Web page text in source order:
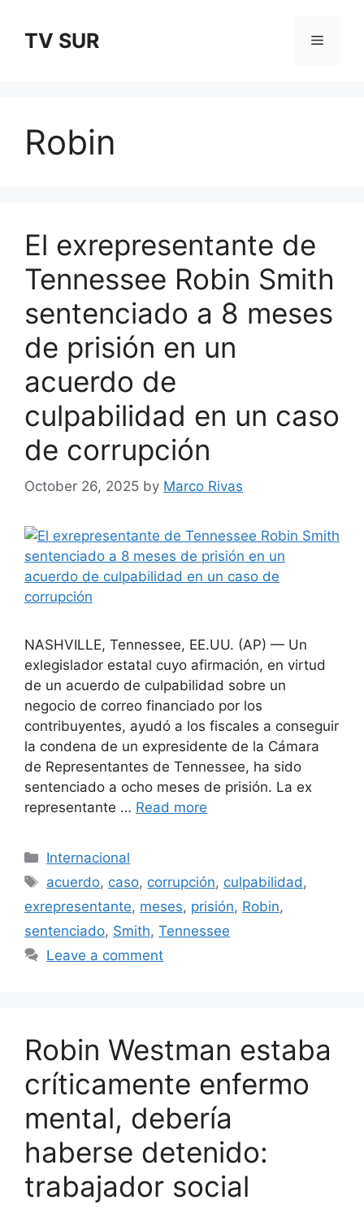
contentTV SUR Menu
Robin
El exrepresentante de
Tennessee Robin Smith
sentenciado a 8 meses
de prisión en un
acuerdo de
culpabilidad en un caso
de corrupción
October 26, 2025 by Marco Rivas
NASHVILLE, Tennessee, EE.UU. (AP) — Un
exlegislador estatal cuyo afirmación, en virtud
de un acuerdo de culpabilidad sobre un
negocio de correo financiado por los
contribuyentes, ayudó a los fiscales a conseguir
la condena de un expresidente de la Cámara
de Representantes de Tennessee, ha sido
sentenciado a ocho meses de prisión. La ex
representante … Read more
Categories
Internacional
Tags
acuerdo, caso, corrupción, culpabilidad ,
exrepresentante, meses, prisión, Robin,
sentenciado, Smith, Tennessee
Leave a comment
Robin Westman estaba
críticamente enfermo
mental, debería
haberse detenido:
trabajador social